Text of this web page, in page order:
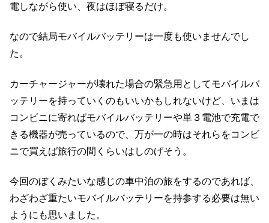
電しながら使い、夜はほぼ寝るだけ。
なので結局モバイルバッテリーは一度も使いませんでし
た。
カーチャージャーが壊れた場合の緊急用としてモバイルバ
ッテリーを持っていくのもいいかもしれないけど、いまは
コンビニに寄ればモバイルバッテリーや単３電池で充電で
きる機器が売っているので、万が一の時はそれらをコンビ
ニで買えば旅行の間くらいはしのげそう。
今回のぼくみたいな感じの車中泊の旅をするのであれば、
わざわざ重たいモバイルバッテリーを持参する必要は無い
ようにも思いました。